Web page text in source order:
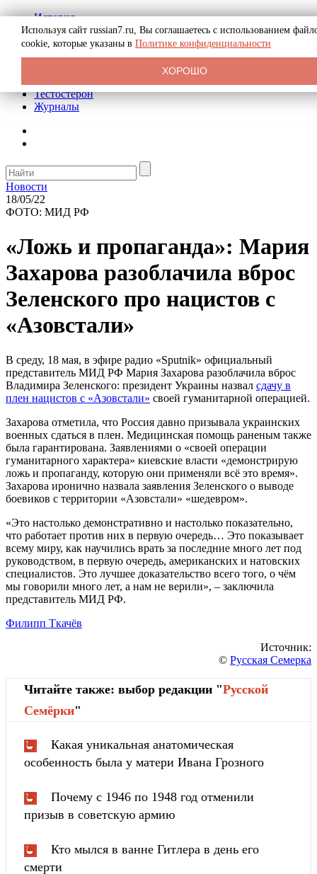
История
Биография
Криминал
Реклама на сайте
Тестостерон
Журналы
Новости
18/05/22
ФОТО: МИД РФ
«Ложь и пропаганда»: Мария
Захарова разоблачила вброс
Зеленского про нацистов с
«Азовстали»
В среду, 18 мая, в эфире радио «Sputnik» официальный
представитель МИД РФ Мария Захарова разоблачила вброс
Владимира Зеленского: президент Украины назвал сдачу в
плен нацистов с «Азовстали» своей гуманитарной операцией.
Захарова отметила, что Россия давно призывала украинских
военных сдаться в плен. Медицинская помощь раненым также
была гарантирована. Заявлениями о «своей операции
гуманитарного характера» киевские власти «демонстрирую
ложь и пропаганду, которую они применяли всё это время».
Захарова иронично назвала заявления Зеленского о выводе
боевиков с территории «Азовстали» «шедевром».
«Это настолько демонстративно и настолько показательно,
что работает против них в первую очередь… Это показывает
всему миру, как научились врать за последние много лет под
руководством, в первую очередь, американских и натовских
специалистов. Это лучшее доказательство всего того, о чём
мы говорили много лет, а нам не верили», – заключила
представитель МИД РФ.
Филипп Ткачёв
Источник:
© Русская Семерка
Читайте также: выбор редакции "Русской
Cемёрки"
Какая уникальная анатомическая
особенность была у матери Ивана Грозного
Почему с 1946 по 1948 год отменили
призыв в советскую армию
Кто мылся в ванне Гитлера в день его
смерти
Используя сайт russian7.ru, Вы соглашаетесь с использованием
cookie, которые указаны в Политике конфиденциальности
ХОРОШО